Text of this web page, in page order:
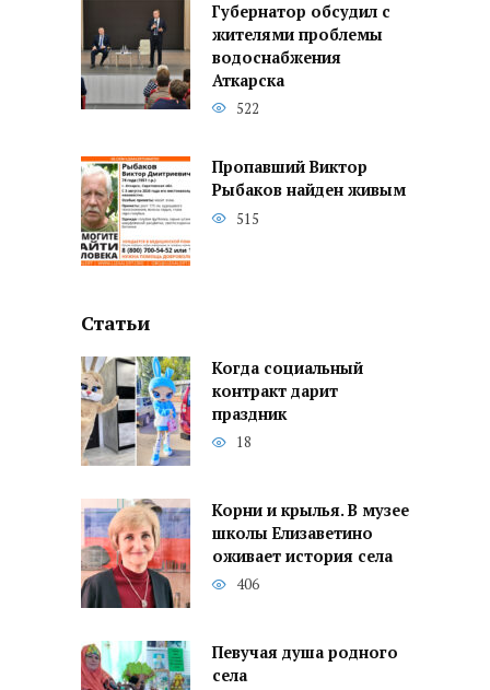
Губернатор обсудил с
жителями проблемы
водоснабжения
Аткарска
522
Пропавший Виктор
Рыбаков найден живым
515
Статьи
Когда социальный
контракт дарит
праздник
18
Корни и крылья. В музее
школы Елизаветино
оживает история села
406
Певучая душа родного
села